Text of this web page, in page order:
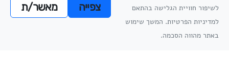
הצהרת נגישות
הסדרי נגישות פיזיים
מדיניות פרטיות
תקנון למניעת הטרדה מינית
מדיניות
מדיניות
הפרטיות
לשיפור חוויית הגלישה בהתאם
למדיניות הפרטיות. המשך שימוש
באתר מהווה הסכמה.
צפייה מאשר/ת